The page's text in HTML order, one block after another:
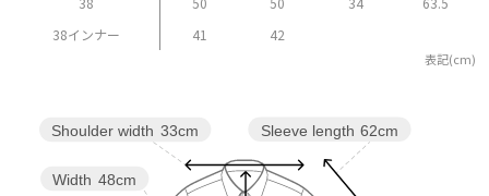
38インナー
41 42
表記(cm)
Sleeve length 62cm
Width 48cm
Shoulder width 33cm